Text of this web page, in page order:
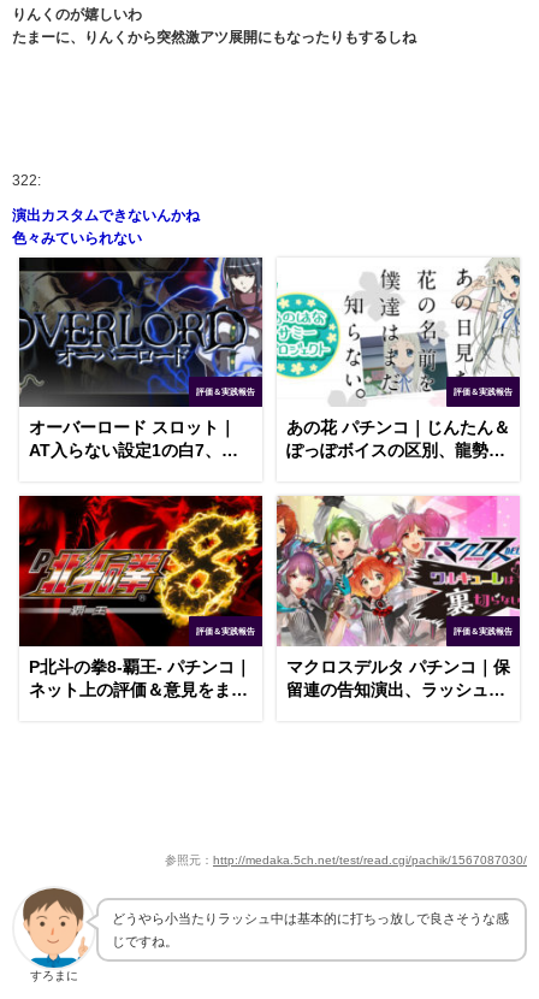
りんくのが嬉しいわ
たまーに、りんくから突然激アツ展開にもなったりもするしね
322:
演出カスタムできないんかね
色々みていられない
評価＆実践報告
オーバーロード スロット｜
AT入らない設定1の白7、バ
評価＆実践報告
あの花 パチンコ｜じんたん＆
ぽっぽボイスの区別、龍勢ラ
評価＆実践報告
P北斗の拳8-覇王- パチンコ｜
ネット上の評価＆意見をまと
評価＆実践報告
マクロスデルタ パチンコ｜保
留連の告知演出、ラッシュ中
参照元： http://medaka.5ch.net/test/read.cgi/pachik/1567087030/
すろまに
どうやら小当たりラッシュ中は基本的に打ちっ放しで良さそうな感
じですね。